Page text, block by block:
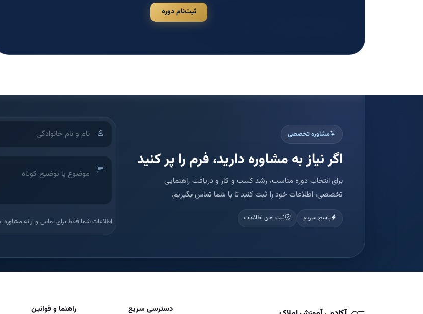
ثبت‌نام دوره
مشاوره تخصصی
اگر نیاز به مشاوره دارید، فرم را پر کنید
برای انتخاب دوره مناسب، رشد کسب و کار و دریافت راهنمایی
تخصصی، اطلاعات خود را ثبت کنید تا با شما تماس بگیریم.
پاسخ سریع ثبت امن اطلاعات اطلاعات شما فقط برای تماس و ارائه
دسترسی سریع راهنما و قوانین